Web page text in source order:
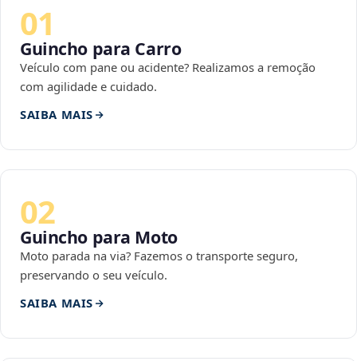
01
Guincho para Carro
Veículo com pane ou acidente? Realizamos a remoção
com agilidade e cuidado.
SAIBA MAIS
02
Guincho para Moto
Moto parada na via? Fazemos o transporte seguro,
preservando o seu veículo.
SAIBA MAIS